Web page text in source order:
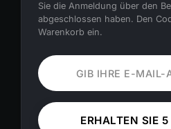
Sie die Anmeldung über den
abgeschlossen haben. Den
Warenkorb ein.
ERHALTEN SIE